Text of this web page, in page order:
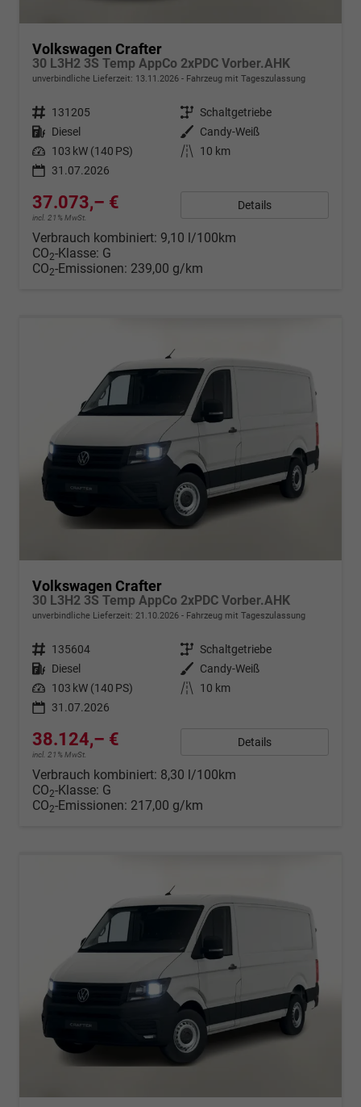
Volkswagen Crafter
30 L3H2 3S Temp AppCo 2xPDC Vorber.AHK
unverbindliche Lieferzeit: 13.11.2026 Fahrzeug mit Tageszulassung
Fahrzeugnr. 131205 Getriebe Schaltgetriebe
Kraftstoff Diesel Außenfarbe Candy-Weiß
Leistung 103 kW (140 PS) Kilometerstand
10 km
31.07.2026
37.073,– €
incl. 21% MwSt.
Details
Verbrauch kombiniert: 9,10 l/100km
CO2-Klasse: G
CO2-Emissionen: 239,00 g/km
Volkswagen Crafter
30 L3H2 3S Temp AppCo 2xPDC Vorber.AHK
unverbindliche Lieferzeit: 21.10.2026 Fahrzeug mit Tageszulassung
Fahrzeugnr. 135604 Getriebe Schaltgetriebe
Kraftstoff Diesel Außenfarbe Candy-Weiß
Leistung 103 kW (140 PS) Kilometerstand
10 km
31.07.2026
38.124,– €
incl. 21% MwSt.
Details
Verbrauch kombiniert: 8,30 l/100km
CO2-Klasse: G
CO2-Emissionen: 217,00 g/km